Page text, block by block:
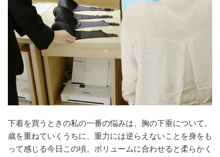
下着を買うときの私の一番の悩みは、胸の下垂について。
歳を重ねていくうちに、重力には逆らえないことを身をも
って感じる今日この頃。ボリュームに合わせると柔らかく